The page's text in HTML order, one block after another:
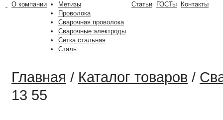
О компании
Метизы
Проволока
Сварочная проволока
Сварочные электроды
Сетка стальная
Сталь
Статьи ГОСТы Контакты
Главная / Каталог товаров /
13 55